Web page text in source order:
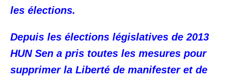
les élections.
Depuis les élections législatives de 2013
HUN Sen a pris toutes les mesures pour
supprimer la Liberté de manifester et de